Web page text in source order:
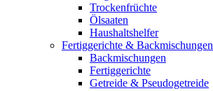
Trockenfrüchte
Ölsaaten
Haushaltshelfer
Fertiggerichte & Backmischungen
Backmischungen
Fertiggerichte
Getreide & Pseudogetreide